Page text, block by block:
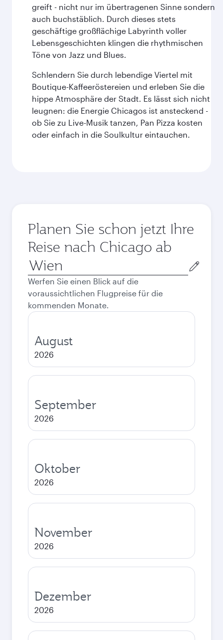
greift - nicht nur im übertragenen Sinne sondern
auch buchstäblich. Durch dieses stets
geschäftige großflächige Labyrinth voller
Lebensgeschichten klingen die rhythmischen
Töne von Jazz und Blues.
Schlendern Sie durch lebendige Viertel mit
Boutique-Kaffeeröstereien und erleben Sie die
hippe Atmosphäre der Stadt. Es lässt sich nicht
leugnen: die Energie Chicagos ist ansteckend -
ob Sie zu Live-Musik tanzen, Pan Pizza kosten
oder einfach in die Soulkultur eintauchen.
Planen Sie schon jetzt Ihre
Reise nach Chicago ab
Abflugort
Werfen Sie einen Blick auf die
voraussichtlichen Flugpreise für die
kommenden Monate.
August
2026
September
2026
Oktober
2026
November
2026
Dezember
2026